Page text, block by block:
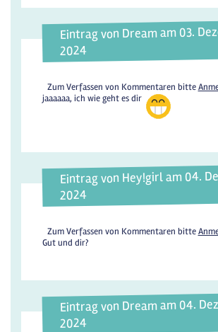
Eintrag von Dream am 03.
2024
Zum Verfassen von Kommentaren bitte
jaaaaaa, ich wie geht es dir
Eintrag von Hey!girl am 04.
2024
Zum Verfassen von Kommentaren bitte
Gut und dir?
Eintrag von Dream am 04.
2024